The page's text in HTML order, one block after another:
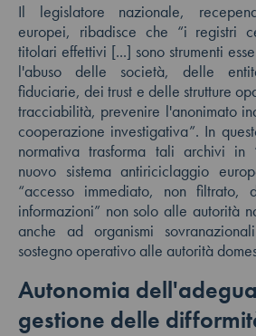
Il legislatore nazionale,
europei, ribadisce che “i registri
titolari effettivi [...] sono strumenti
l'abuso delle società, delle
fiduciarie, dei trust e delle strutture
tracciabilità, prevenire l'anonimato
cooperazione investigativa”. In
normativa trasforma tali archivi in
nuovo sistema antiriciclaggio
“accesso immediato, non
informazioni” non solo alle autorità
anche ad organismi
sostegno operativo alle autorità
Autonomia
gestione delle